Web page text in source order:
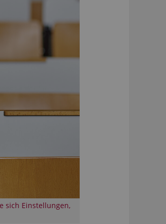
sich Einstellungen,